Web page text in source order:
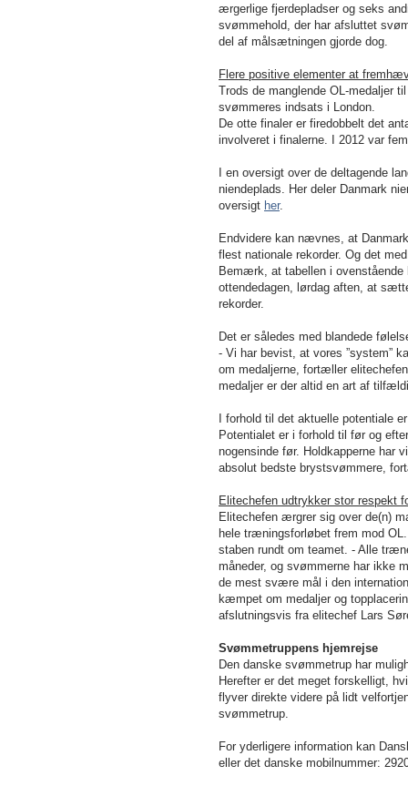
ærgerlige fjerdepladser og seks
svømmehold, der har afsluttet
del af målsætningen gjorde dog.
Flere positive elementer at
Trods de manglende OL-medaljer
svømmeres indsats i London.
De otte finaler er firedobbelt det
involveret i finalerne. I 2012 var
I en oversigt over de deltagende
niendeplads. Her deler Danmark
oversigt her.
Endvidere kan nævnes, at
flest nationale rekorder. Og det
Bemærk, at tabellen i ovenstående
ottendedagen, lørdag aften, at
rekorder.
Det er således med blandede
- Vi har bevist, at vores ”system”
om medaljerne, fortæller
medaljer er der altid en art af
I forhold til det aktuelle potentiale
Potentialet er i forhold til før og
nogensinde før. Holdkapperne har
absolut bedste brystsvømmere,
Elitechefen udtrykker stor respekt
Elitechefen ærgrer sig over de(n)
hele træningsforløbet frem mod
staben rundt om teamet. - Alle
måneder, og svømmerne har ikke
de mest svære mål i den
kæmpet om medaljer og
afslutningsvis fra elitechef Lars
Svømmetruppens hjemrejse
Den danske svømmetrup har
Herefter er det meget forskelligt,
flyver direkte videre på lidt
svømmetrup.
For yderligere information kan
eller det danske mobilnummer: